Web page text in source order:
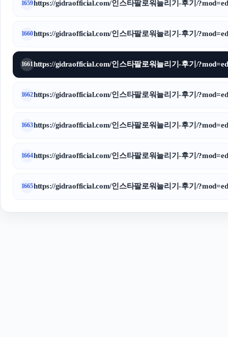
1659https://gidraofficial.com/인스타팔로워늘리기-후기/
1660https://gidraofficial.com/인스타팔로워늘리기-후기/
1661https://gidraofficial.com/인스타팔로워늘리기-후기/
1662https://gidraofficial.com/인스타팔로워늘리기-후기/
1663https://gidraofficial.com/인스타팔로워늘리기-후기/
1664https://gidraofficial.com/인스타팔로워늘리기-후기/
1665https://gidraofficial.com/인스타팔로워늘리기-후기/